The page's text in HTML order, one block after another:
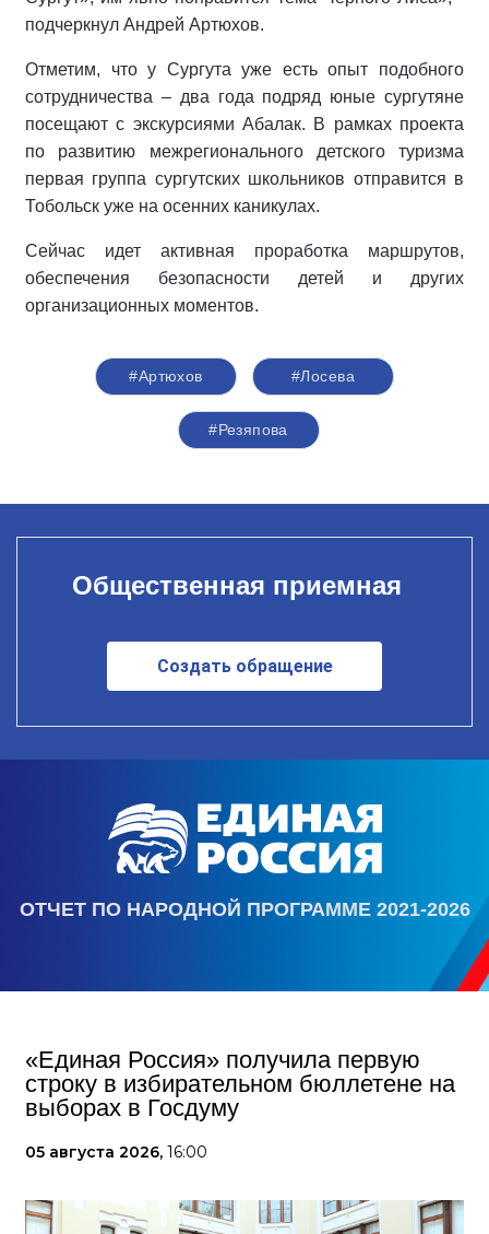
подчеркнул Андрей Артюхов.
Отметим, что у Сургута уже есть опыт подобного
сотрудничества – два года подряд юные сургутяне
посещают с экскурсиями Абалак. В рамках проекта
по развитию межрегионального детского туризма
первая группа сургутских школьников отправится в
Тобольск уже на осенних каникулах.
Сейчас идет активная проработка маршрутов,
обеспечения безопасности детей и других
организационных моментов.
#Артюхов #Лосева
#Резяпова
Общественная приемная
Создать обращение
ОТЧЕТ ПО НАРОДНОЙ ПРОГРАММЕ 2021-2026
«Единая Россия» получила первую
строку в избирательном бюллетене на
выборах в Госдуму
05 августа 2026, 16:00